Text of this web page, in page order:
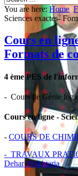
You are here: Home
Sciences exactes-
Cours en
Formats de
4 ème PES de
- Cours de Génie
Cours en ligne -
- COURS DE
- TRAVAUX
Dehar Mokhtaria